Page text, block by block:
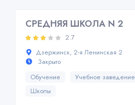
СРЕДНЯЯ ШКОЛА N 2
2.7
Дзержинск, 2-я Ленинская 2
Закрыто
Обучение
Учебное заведение
Школы